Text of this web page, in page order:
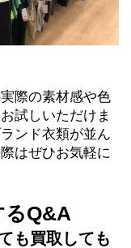
際の素材感や色
試しいただけま
ンド衣類が並ん
はぜひお気軽に
るQ&A
も買取しても